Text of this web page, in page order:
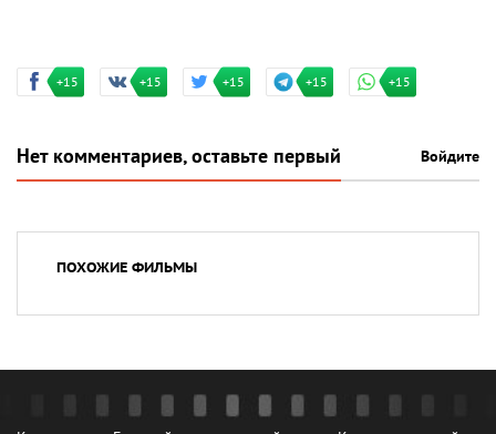
+15 +15 +15 +15 +15
Нет комментариев, оставьте первый Войдите
ПОХОЖИЕ ФИЛЬМЫ